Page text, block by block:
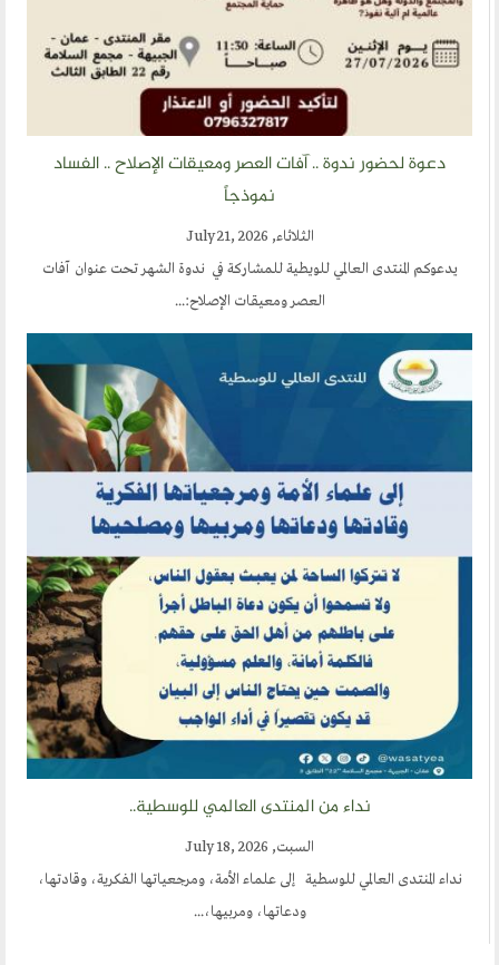
دعوة لحضور ندوة .. آفات العصر ومعيقات الإصلاح .. الفساد
نموذجاً
الثلاثاء, July 21, 2026
يدعوكم المنتدى العالمي للويطية للمشاركة في ندوة الشهر تحت عنوان آفات
العصر ومعيقات الإصلاح:...
نداء من المنتدى العالمي للوسطية..
السبت, July 18, 2026
نداء المنتدى العالمي للوسطية إلى علماء الأمة، ومرجعياتها الفكرية، وقادتها،
ودعاتها، ومربيها،...